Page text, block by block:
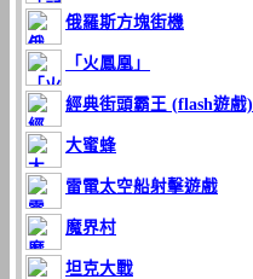
俄羅斯方塊街機
「火鳳凰」
經典街頭霸王 (flash遊戲)
大蜜蜂
雷電太空船射擊遊戲
魔界村
坦克大戰